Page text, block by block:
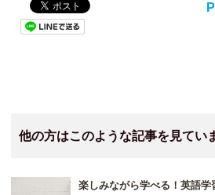
他の方はこのような記事を見てい
楽しみながら学べる！英語学